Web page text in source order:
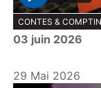
P
l
a
CONTES &
03 juin 2026
29 Mai 2026